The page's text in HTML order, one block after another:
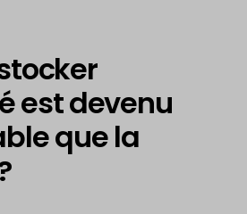
est devenu
que la